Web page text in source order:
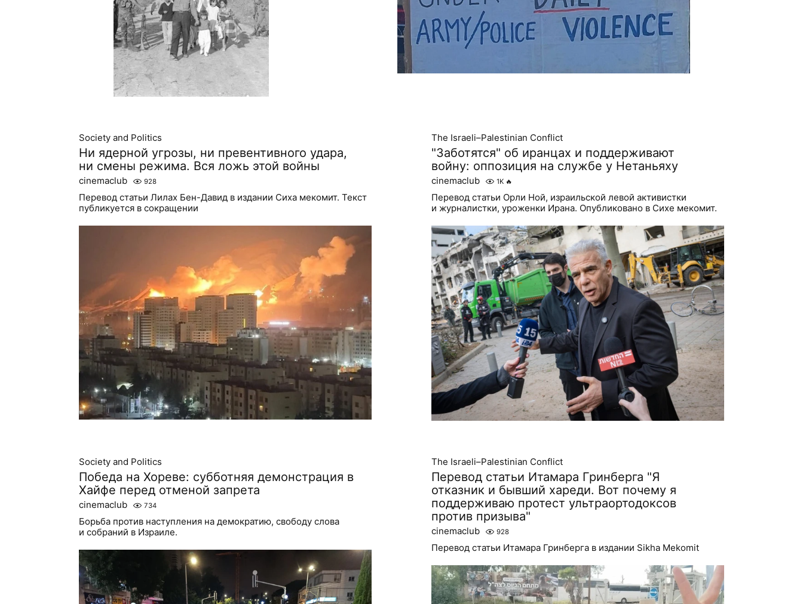
Society and Politics
Ни ядерной угрозы, ни превентивного удара,
ни смены режима. Вся ложь этой войны
cinemaclub 928
Перевод статьи Лилах Бен-Давид в издании Сиха мекомит. Текст
публикуется в сокращении
The Israeli–Palestinian Conflict
"Заботятся" об иранцах и поддерживают
войну: оппозиция на службе у Нетаньяху
cinemaclub 1K 🔥
Перевод статьи Орли Ной, израильской левой активистки
и журналистки, уроженки Ирана. Опубликовано в Сихе мекомит.
Society and Politics
Победа на Хореве: субботняя демонстрация в
Хайфе перед отменой запрета
cinemaclub 734
Борьба против наступления на демократию, свободу слова
и собраний в Израиле.
The Israeli–Palestinian Conflict
Перевод статьи Итамара Гринберга "Я
отказник и бывший хареди. Вот почему я
поддерживаю протест ультраортодоксов
против призыва"
cinemaclub 928
Перевод статьи Итамара Гринберга в издании Sikha Mekomit